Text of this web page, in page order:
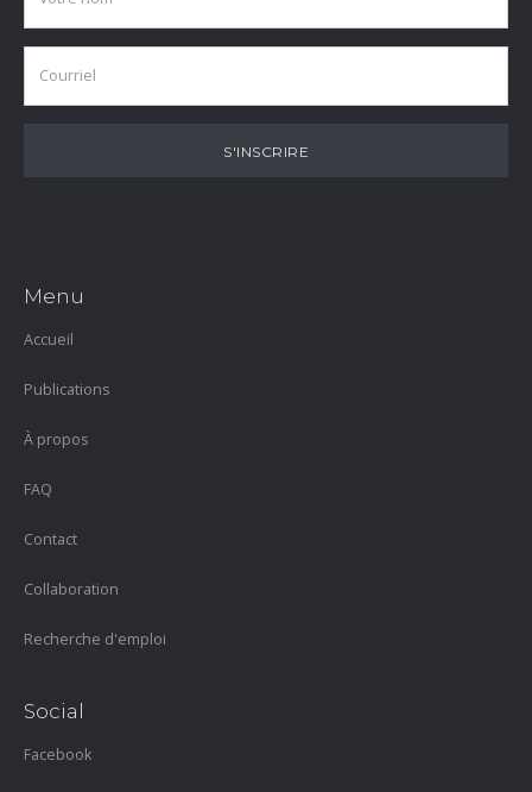
Menu
Accueil
Publications
À propos
FAQ
Contact
Collaboration
Recherche d'emploi
Social
Facebook